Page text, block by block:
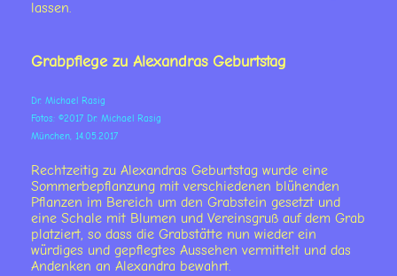
lassen.
Grabpflege zu Alexandras Geburtstag
Dr. Michael Rasig
Fotos: ©2017 Dr. Michael Rasig
München, 14.05.2017
Rechtzeitig zu Alexandras Geburtstag wurde eine
Sommerbepflanzung mit verschiedenen blühenden
Pflanzen im Bereich um den Grabstein gesetzt und
eine Schale mit Blumen und Vereinsgruß auf dem Grab
platziert, so dass die Grabstätte nun wieder ein
würdiges und gepflegtes Aussehen vermittelt und das
Andenken an Alexandra bewahrt.